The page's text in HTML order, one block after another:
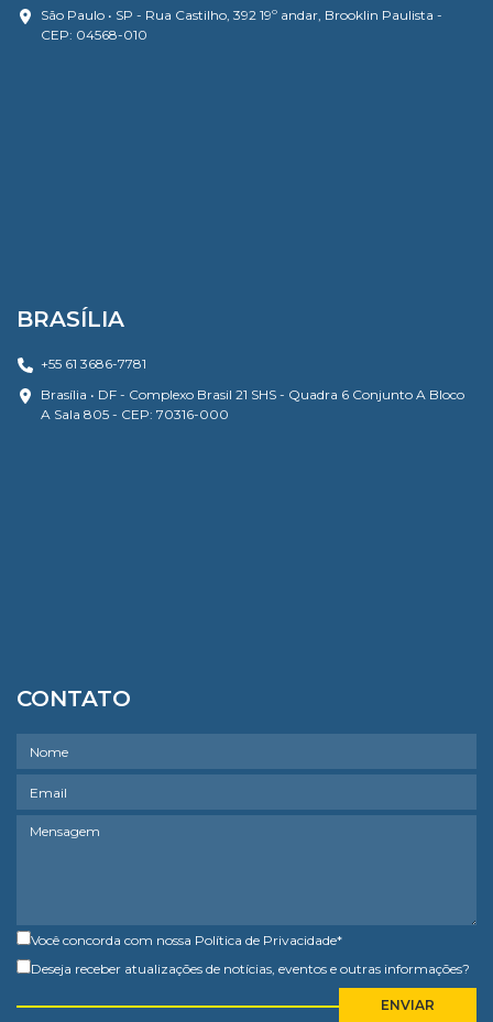
São Paulo • SP - Rua Castilho, 392 19º andar, Brooklin Paulista -
CEP: 04568-010
BRASÍLIA
+55 61 3686-7781
Brasília • DF - Complexo Brasil 21 SHS - Quadra 6 Conjunto A Bloco
A Sala 805 - CEP: 70316-000
CONTATO
Você concorda com nossa Política de Privacidade*
Deseja receber atualizações de notícias, eventos e outras informações?